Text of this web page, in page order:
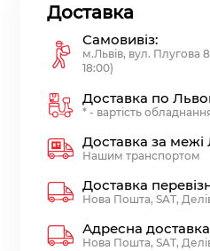
Доставка
Самовивіз:
м.Львів, вул. Плугова
18:00)
Доставка по
* - вартість
Доставка за межі
Нашим транспортом
Доставка
Нова Пошта, SAT,
Адресна
Нова Пошта, SAT,